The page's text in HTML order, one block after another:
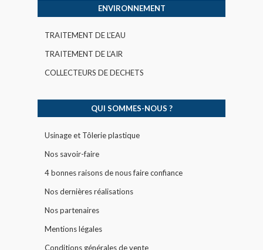
ENVIRONNEMENT
TRAITEMENT DE L’EAU
TRAITEMENT DE L’AIR
COLLECTEURS DE DECHETS
QUI SOMMES-NOUS ?
Usinage et Tôlerie plastique
Nos savoir-faire
4 bonnes raisons de nous faire confiance
Nos dernières réalisations
Nos partenaires
Mentions légales
Conditions générales de vente